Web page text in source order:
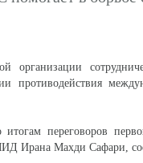
организации
противодействия
переговоров
Ирана Махди Сафари,